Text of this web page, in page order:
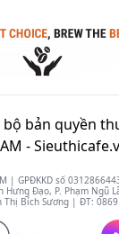
bản quyền
-
| GPĐKKD số
Hưng Đạo, P. Phạm Ngũ
Thị Bích Sương | ĐT: